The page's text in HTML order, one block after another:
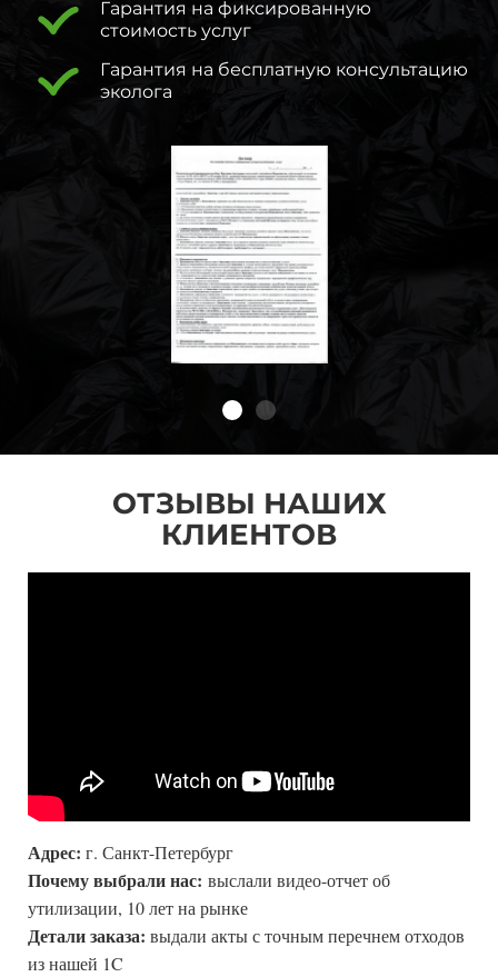
Гарантия на фиксированную
стоимость услуг
Гарантия на бесплатную консультацию
эколога
ОТЗЫВЫ НАШИХ
КЛИЕНТОВ
Адрес: г. Санкт-Петербург
Почему выбрали нас: выслали видео-отчет об
утилизации, 10 лет на рынке
Детали заказа: выдали акты с точным перечнем отходов
из нашей 1C